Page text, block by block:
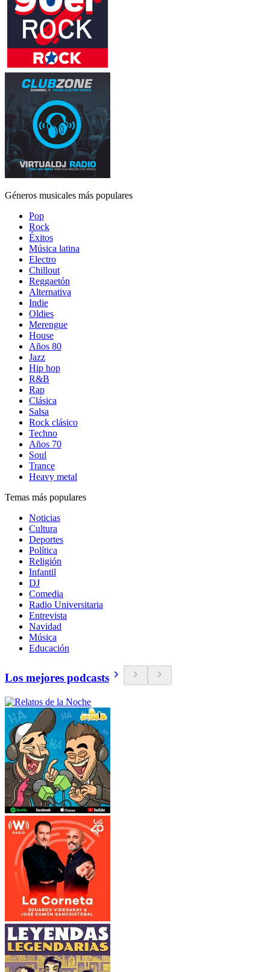
Géneros musicales más populares
Pop
Rock
Éxitos
Música latina
Electro
Chillout
Reggaetón
Alternativa
Indie
Oldies
Merengue
House
Años 80
Jazz
Hip hop
R&B
Rap
Clásica
Salsa
Rock clásico
Techno
Años 70
Soul
Trance
Heavy metal
Temas más populares
Noticias
Cultura
Deportes
Política
Religión
Infantil
DJ
Comedia
Radio Universitaria
Entrevista
Navidad
Música
Educación
Los mejores podcasts